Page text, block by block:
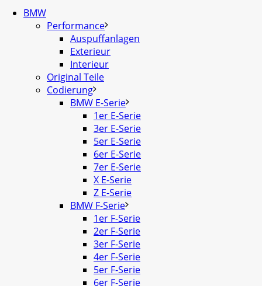
BMW
Performance
Auspuffanlagen
Exterieur
Interieur
Original Teile
Codierung
BMW E-Serie
1er E-Serie
3er E-Serie
5er E-Serie
6er E-Serie
7er E-Serie
X E-Serie
Z E-Serie
BMW F-Serie
1er F-Serie
2er F-Serie
3er F-Serie
4er F-Serie
5er F-Serie
6er F-Serie